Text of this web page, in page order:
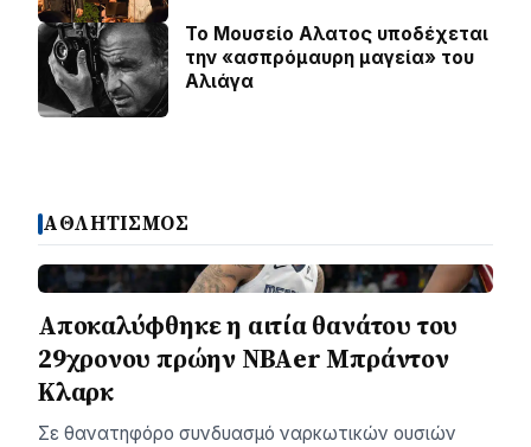
Το Μουσείο Αλατος υποδέχεται
την «ασπρόμαυρη μαγεία» του
Αλιάγα
ΑΘΛΗΤΙΣΜΟΣ
Αποκαλύφθηκε η αιτία θανάτου του
29χρονου πρώην NBAer Μπράντον
Κλαρκ
Σε θανατηφόρο συνδυασμό ναρκωτικών ουσιών